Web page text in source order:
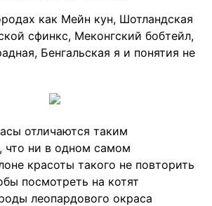
как Мейн кун, Шотландская
сфинкс, Меконгский бобтейл,
Бенгальская я и понятия не
отличаются таким
что ни в одном самом
красоты такого не повторить
посмотреть на котят
леопардового окраса